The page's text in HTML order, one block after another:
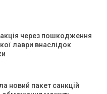
через пошкодження
лаври внаслідок
новий пакет санкцій